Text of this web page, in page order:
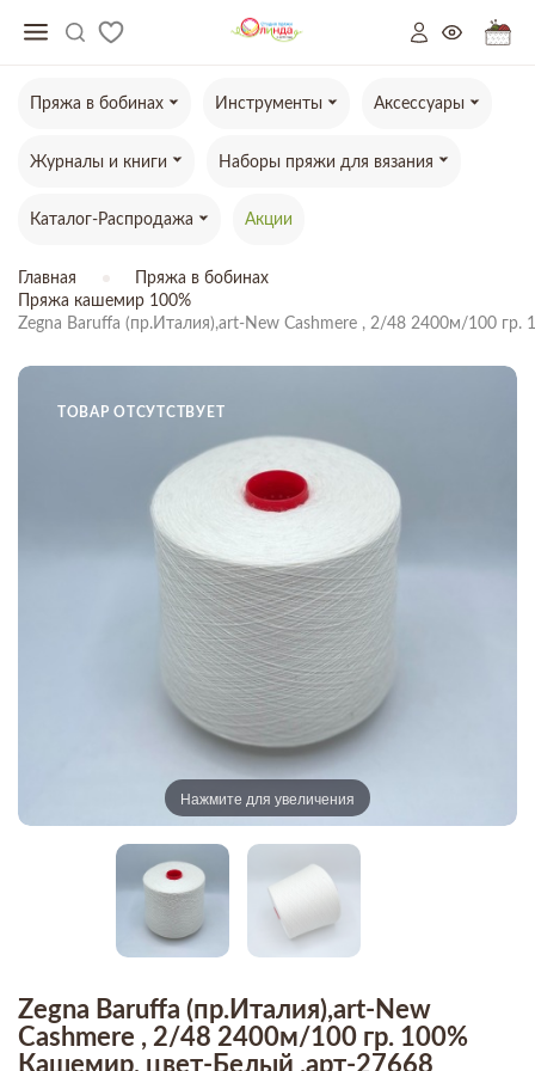
Пряжа в бобинах Инструменты Аксессуары
Журналы и книги Наборы пряжи для вязания
Каталог-Распродажа Акции
Главная
Пряжа в бобинах
Пряжа кашемир 100%
Zegna Baruffa (пр.Италия),art-New Cashmere , 2/48 2400м/100
ТОВАР ОТСУТСТВУЕТ
Нажмите для увеличения
Zegna Baruffa (пр.Италия),art-New
Cashmere , 2/48 2400м/100 гр. 100%
Кашемир, цвет-Белый ,арт-27668